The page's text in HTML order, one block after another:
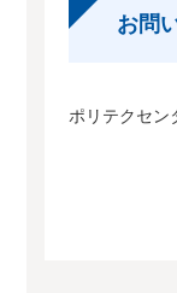
お問
ポリテクセン
TEL
FAX